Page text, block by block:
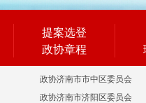
提案选登
政协章程
政协济南市市中区委员会
政协济南市济阳区委员会